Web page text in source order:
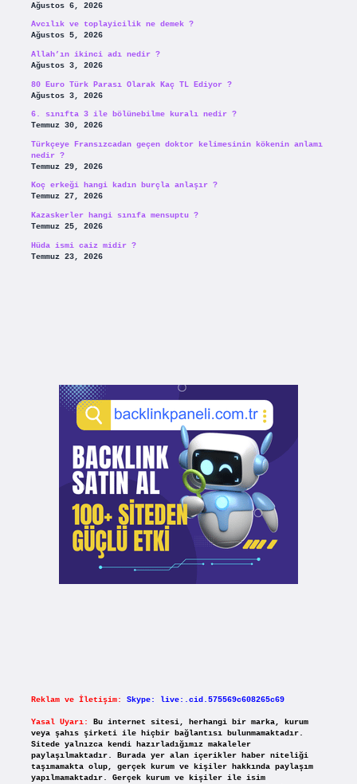
Ağustos 6, 2026
Avcılık ve toplayicilik ne demek ?
Ağustos 5, 2026
Allah’ın ikinci adı nedir ?
Ağustos 3, 2026
80 Euro Türk Parası Olarak Kaç TL Ediyor ?
Ağustos 3, 2026
6. sınıfta 3 ile bölünebilme kuralı nedir ?
Temmuz 30, 2026
Türkçeye Fransızcadan geçen doktor kelimesinin kökenin anlamı
nedir ?
Temmuz 29, 2026
Koç erkeği hangi kadın burçla anlaşır ?
Temmuz 27, 2026
Kazaskerler hangi sınıfa mensuptu ?
Temmuz 25, 2026
Hüda ismi caiz midir ?
Temmuz 23, 2026
Reklam ve İletişim: Skype: live:.cid.575569c608265c69
Yasal Uyarı:
Bu internet sitesi, herhangi bir marka, kurum
veya şahıs şirketi ile hiçbir bağlantısı bulunmamaktadır.
Sitede yalnızca kendi hazırladığımız makaleler
paylaşılmaktadır. Burada yer alan içerikler haber niteliği
taşımamakta olup, gerçek kurum ve kişiler hakkında paylaşım
yapılmamaktadır. Gerçek kurum ve kişiler ile isim